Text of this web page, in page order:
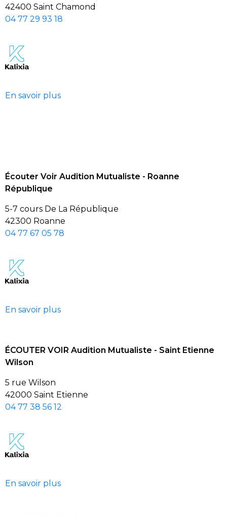
42400 Saint Chamond
04 77 29 93 18
En savoir plus
Écouter Voir Audition Mutualiste - Roanne
République
5-7 cours De La République
42300 Roanne
04 77 67 05 78
En savoir plus
ÉCOUTER VOIR Audition Mutualiste - Saint Etienne
Wilson
5 rue Wilson
42000 Saint Etienne
04 77 38 56 12
En savoir plus